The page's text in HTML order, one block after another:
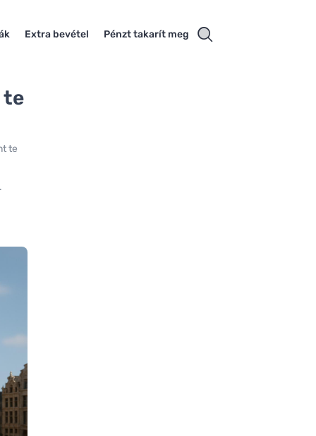
Extra bevétel Pénzt takarít meg
te
te